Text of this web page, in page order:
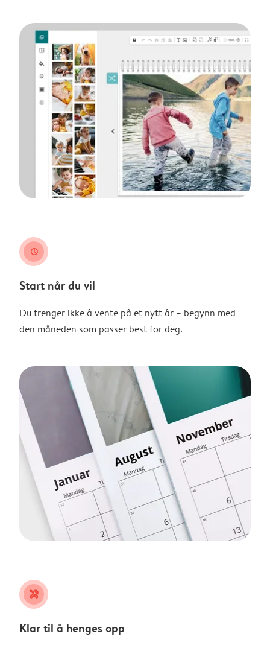
clock
Start når du vil
Du trenger ikke å vente på et nytt år – begynn med
den måneden som passer best for deg.
tools
Klar til å henges opp